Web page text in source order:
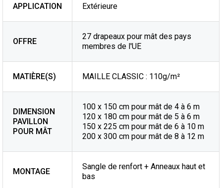
APPLICATION Extérieure
OFFRE
27 drapeaux pour mât des pays
membres de l'UE
MATIÈRE(S) MAILLE CLASSIC : 110g/m²
DIMENSION
PAVILLON
POUR MÂT
100 x 150 cm pour mât de 4 à 6 m
120 x 180 cm pour mât de 5 à 6 m
150 x 225 cm pour mât de 6 à 10 m
200 x 300 cm pour mât de 8 à 12 m
MONTAGE
Sangle de renfort + Anneaux haut et
bas